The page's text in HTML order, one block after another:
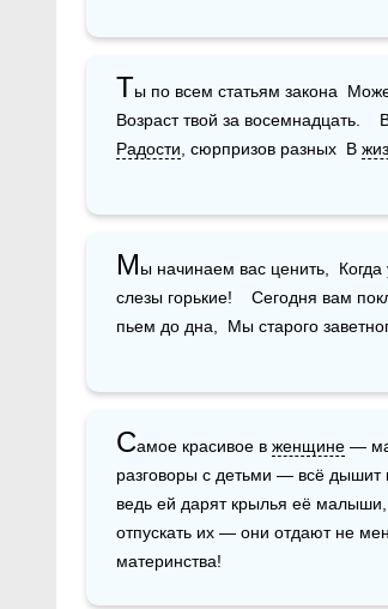
Ты по всем статьям закона
Возраст твой за восемнадцать.
Радости , сюрпризов разных  В
Мы начинаем вас ценить,
слезы горькие!    Сегодня вам
пьем до дна,  Мы старого
Самое красивое в женщине —
разговоры с детьми — всё дышит
ведь ей дарят крылья её малыши,
отпускать их — они отдают не
материнства!